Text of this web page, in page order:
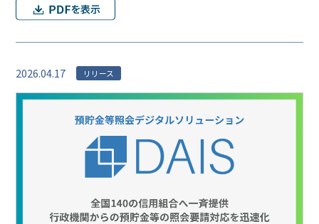
2026.04.17 リリース